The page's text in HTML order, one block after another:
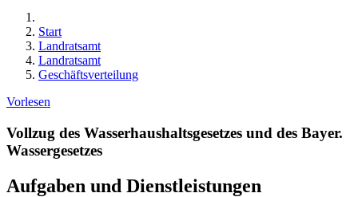
Start
Landratsamt
Landratsamt
Geschäftsverteilung
Vorlesen
Vollzug des Wasserhaushaltsgesetzes und des Bayer.
Wassergesetzes
Aufgaben und Dienstleistungen